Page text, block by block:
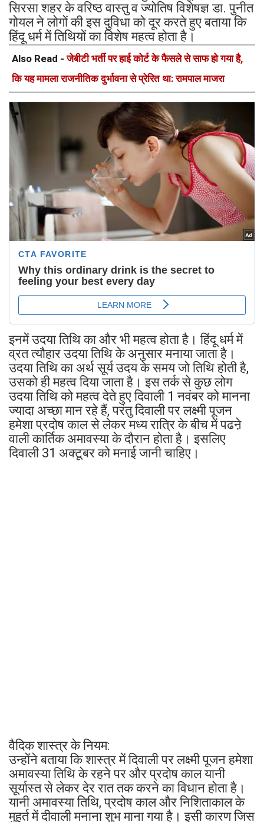
सिरसा शहर के वरिष्ठ वास्तु व ज्योतिष विशेषज्ञ डा. पुनीत
गोयल ने लोगों की इस दुविधा को दूर करते हुए बताया कि
हिंदू धर्म में तिथियों का विशेष महत्व होता है।
Also Read -जेबीटी भर्ती पर हाई कोर्ट के फैसले से साफ हो गया है,
कि यह मामला राजनीतिक दुर्भावना से प्रेरित था: रामपाल माजरा
इनमें उदया तिथि का और भी महत्व होता है। हिंदू धर्म में
व्रत त्यौहार उदया तिथि के अनुसार मनाया जाता है।
उदया तिथि का अर्थ सूर्य उदय के समय जो तिथि होती है,
उसको ही महत्व दिया जाता है। इस तर्क से कुछ लोग
उदया तिथि को महत्व देते हुए दिवाली 1 नवंबर को मानना
ज्यादा अच्छा मान रहे हैं, परंतु दिवाली पर लक्ष्मी पूजन
हमेशा प्रदोष काल से लेकर मध्य रात्रि के बीच में पढऩे
वाली कार्तिक अमावस्या के दौरान होता है। इसलिए
दिवाली 31 अक्टूबर को मनाई जानी चाहिए।
वैदिक शास्त्र के नियम:
उन्होंने बताया कि शास्त्र में दिवाली पर लक्ष्मी पूजन हमेशा
अमावस्या तिथि के रहने पर और प्रदोष काल यानी
सूर्यास्त से लेकर देर रात तक करने का विधान होता है।
यानी अमावस्या तिथि, प्रदोष काल और निशिताकाल के
मुहूर्त में दीवाली मनाना शुभ माना गया है। इसी कारण जिस